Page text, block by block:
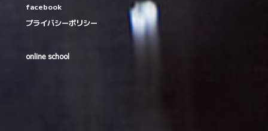
facebook
プライバシーポリシー
online school